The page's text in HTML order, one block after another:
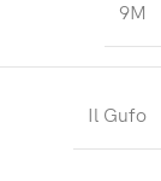
9M
Il Gufo